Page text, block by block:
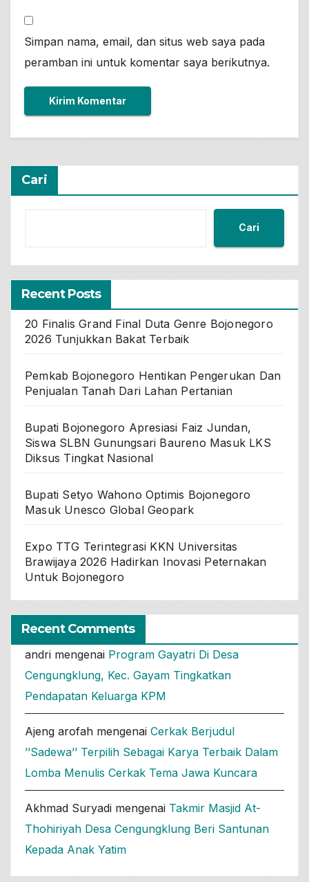
Simpan nama, email, dan situs web saya pada
peramban ini untuk komentar saya berikutnya.
Cari
Cari
Recent Posts
20 Finalis Grand Final Duta Genre Bojonegoro
2026 Tunjukkan Bakat Terbaik
Pemkab Bojonegoro Hentikan Pengerukan Dan
Penjualan Tanah Dari Lahan Pertanian
Bupati Bojonegoro Apresiasi Faiz Jundan,
Siswa SLBN Gunungsari Baureno Masuk LKS
Diksus Tingkat Nasional
Bupati Setyo Wahono Optimis Bojonegoro
Masuk Unesco Global Geopark
Expo TTG Terintegrasi KKN Universitas
Brawijaya 2026 Hadirkan Inovasi Peternakan
Untuk Bojonegoro
Recent Comments
andri mengenai Program Gayatri Di Desa
Cengungklung, Kec. Gayam Tingkatkan
Pendapatan Keluarga KPM
Ajeng arofah mengenai Cerkak Berjudul
’’Sadewa’’ Terpilih Sebagai Karya Terbaik Dalam
Lomba Menulis Cerkak Tema Jawa Kuncara
Akhmad Suryadi mengenai Takmir Masjid At-
Thohiriyah Desa Cengungklung Beri Santunan
Kepada Anak Yatim